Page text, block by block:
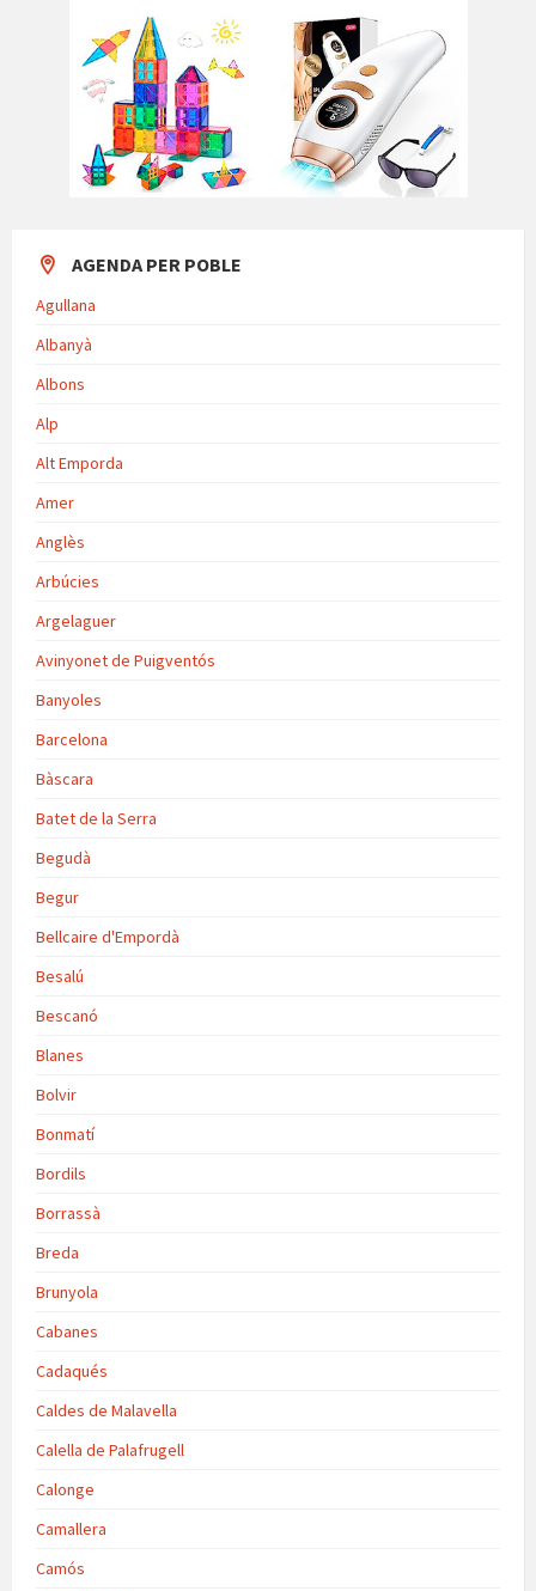
AGENDA PER POBLE
Agullana
Albanyà
Albons
Alp
Alt Emporda
Amer
Anglès
Arbúcies
Argelaguer
Avinyonet de Puigventós
Banyoles
Barcelona
Bàscara
Batet de la Serra
Begudà
Begur
Bellcaire d'Empordà
Besalú
Bescanó
Blanes
Bolvir
Bonmatí
Bordils
Borrassà
Breda
Brunyola
Cabanes
Cadaqués
Caldes de Malavella
Calella de Palafrugell
Calonge
Camallera
Camós